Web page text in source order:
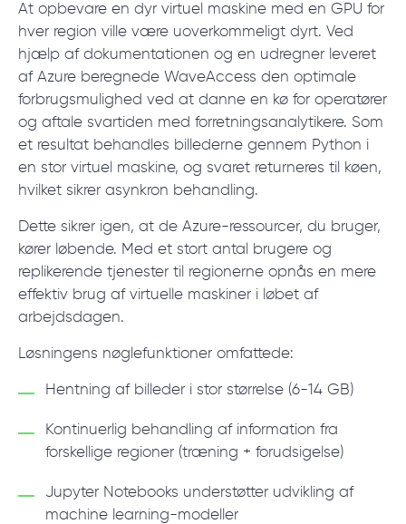
At opbevare en dyr virtuel maskine med en GPU for
hver region ville være uoverkommeligt dyrt. Ved
hjælp af dokumentationen og en udregner leveret
af Azure beregnede WaveAccess den optimale
forbrugsmulighed ved at danne en kø for operatører
og aftale svartiden med forretningsanalytikere. Som
et resultat behandles billederne gennem Python i
en stor virtuel maskine, og svaret returneres til køen,
hvilket sikrer asynkron behandling.
Dette sikrer igen, at de Azure-ressourcer, du bruger,
kører løbende. Med et stort antal brugere og
replikerende tjenester til regionerne opnås en mere
effektiv brug af virtuelle maskiner i løbet af
arbejdsdagen.
Løsningens nøglefunktioner omfattede:
Hentning af billeder i stor størrelse (6-14 GB)
Kontinuerlig behandling af information fra
forskellige regioner (træning + forudsigelse)
Jupyter Notebooks understøtter udvikling af
machine learning-modeller